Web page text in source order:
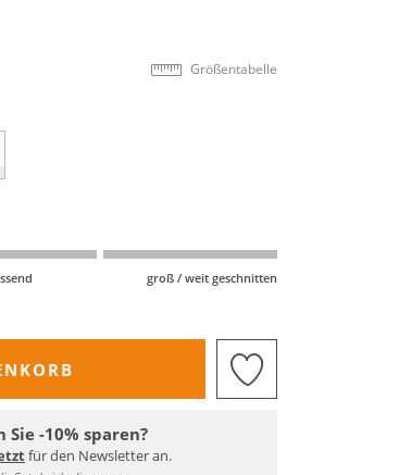
Größentabelle
groß / weit geschnitten
Sie -10% sparen?
für den Newsletter an.